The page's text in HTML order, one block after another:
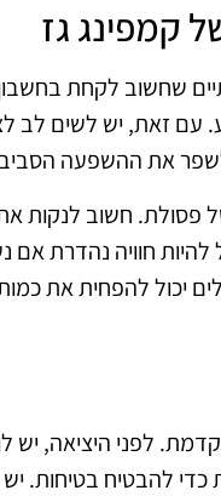
קמפינג גז
שחשוב לקחת
זאת, יש לשים לב
לשפר את ההשפעה
חשוב לנקות את
להיות חוויה נהדרת
יכול להפחית את
לפני היציאה,
כדי להבטיח